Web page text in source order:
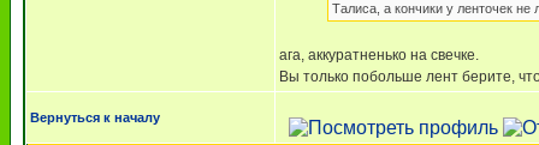
Талиса, а кончики у ленточек не
ага, аккуратненько на свечке.
Вы только побольше лент берите,
Вернуться к началу